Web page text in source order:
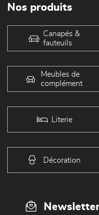
Nos produits
Canapés &
fauteuils
Meubles de
complément
Literie
Décoration